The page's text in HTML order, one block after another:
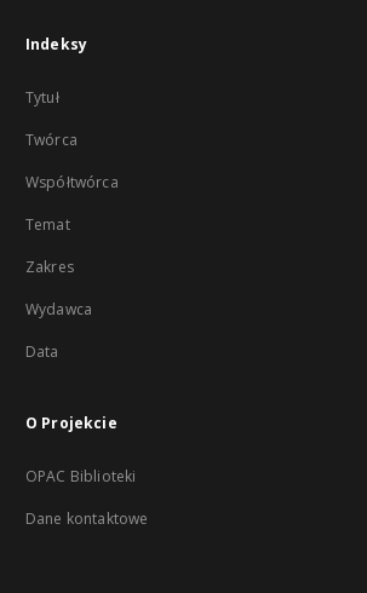
Indeksy
Tytuł
Twórca
Współtwórca
Temat
Zakres
Wydawca
Data
O Projekcie
OPAC Biblioteki
Dane kontaktowe